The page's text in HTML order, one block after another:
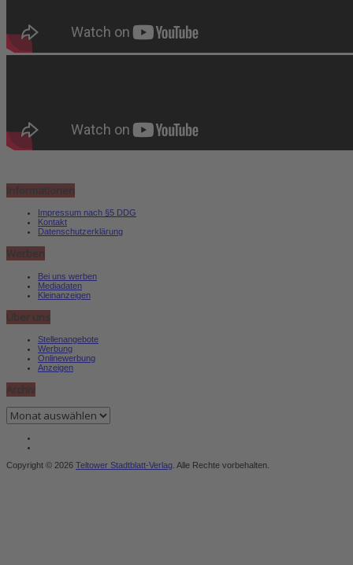
Informationen
Impressum nach §5 DDG
Kontakt
Datenschutzerklärung
Werben
Bei uns werben
Mediadaten
Kleinanzeigen
Über uns
Stellenangebote
Werbung
Onlinewerbung
Anzeigen
Archiv
Archiv
Copyright © 2026 Teltower Stadtblatt-Verlag . Alle Rechte vorbehalten.